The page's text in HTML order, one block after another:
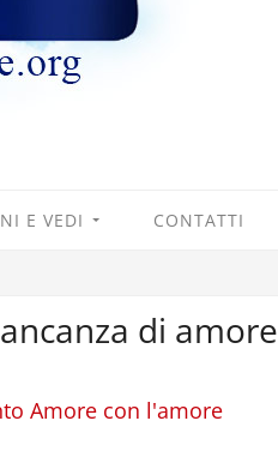
E VEDI CONTATTI
di amore
Amore con l'amore